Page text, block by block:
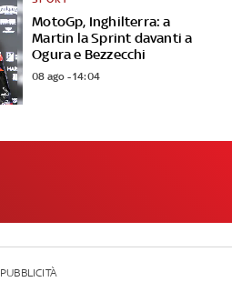
MotoGp, Inghilterra: a
Martin la Sprint davanti a
Ogura e Bezzecchi
08 ago - 14:04
PUBBLICITÀ